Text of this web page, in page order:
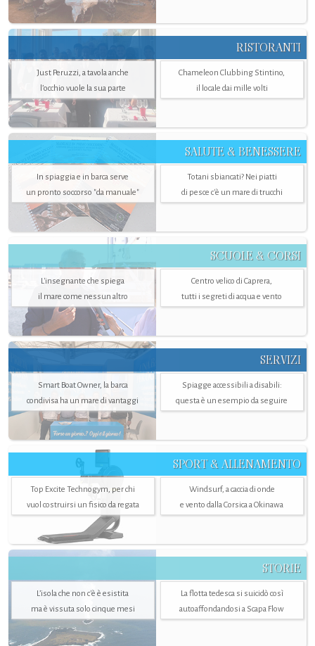
RISTORANTI
Just Peruzzi, a tavola anche
l’occhio vuole la sua parte
Chameleon Clubbing Stintino,
il locale dai mille volti
SALUTE & BENESSERE
In spiaggia e in barca serve
un pronto soccorso "da manuale"
Totani sbiancati? Nei piatti
di pesce c'è un mare di trucchi
SCUOLE & CORSI
L'insegnante che spiega
il mare come nessun altro
Centro velico di Caprera,
tutti i segreti di acqua e vento
SERVIZI
Smart Boat Owner, la barca
condivisa ha un mare di vantaggi
Spiagge accessibili a disabili:
questa è un esempio da seguire
SPORT & ALLENAMENTO
Top Excite Technogym, per chi
vuol costruirsi un fisico da regata
Windsurf, a caccia di onde
e vento dalla Corsica a Okinawa
STORIE
L’isola che non c'è è esistita
ma è vissuta solo cinque mesi
La flotta tedesca si suicidò così
autoaffondandosi a Scapa Flow